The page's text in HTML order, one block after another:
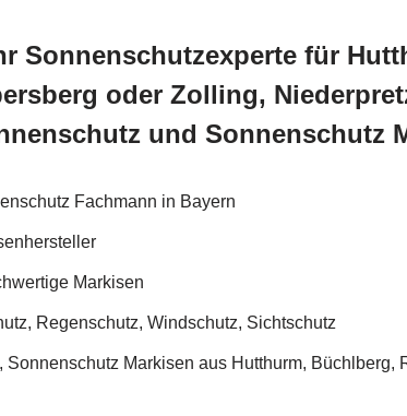
Sonnenschutzexperte für
oder Zolling,
und Sonnenschutz
Fachmann in Bayern
Markisen
Regenschutz, Windschutz, Sichtschutz
Sonnenschutz Markisen aus Hutthurm,